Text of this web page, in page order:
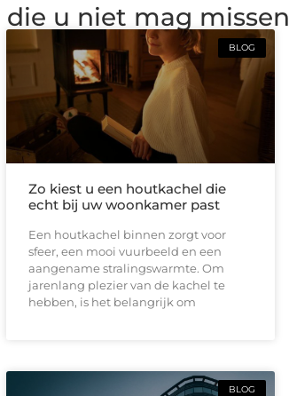
die u niet mag missen
BLOG
Zo kiest u een houtkachel die
echt bij uw woonkamer past
Een houtkachel binnen zorgt voor
sfeer, een mooi vuurbeeld en een
aangename stralingswarmte. Om
jarenlang plezier van de kachel te
hebben, is het belangrijk om
BLOG